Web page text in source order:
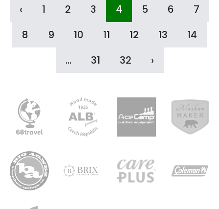
‹ 1 2 3 4 5 6
7
8
9 10 11 12 13
14
...
31 32 ›